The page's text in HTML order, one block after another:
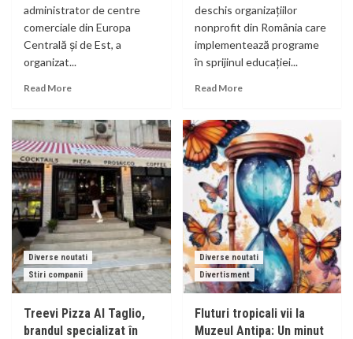
administrator de centre
comerciale din Europa
Centrală și de Est, a
organizat...
Read More
deschis organizațiilor
nonprofit din România care
implementează programe
în sprijinul educației...
Read More
Diverse noutati
Stiri companii
Treevi Pizza Al Taglio,
brandul specializat în
Diverse noutati
Divertisment
Fluturi tropicali vii la
Muzeul Antipa: Un minut